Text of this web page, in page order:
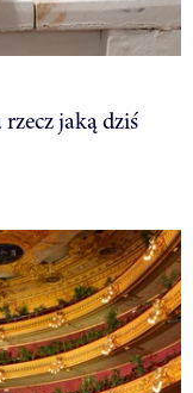
jaką dziś